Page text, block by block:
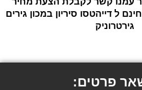
ל דייהטסו סיריון במכון גירים
גירטרוניק
פרטים: